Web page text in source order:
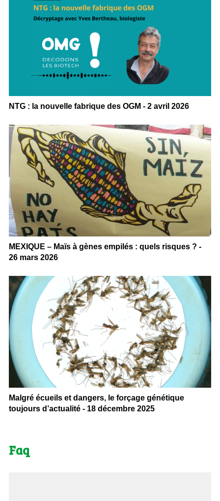
NTG : la nouvelle fabrique des OGM - 2 avril 2026
MEXIQUE – Maïs à gènes empilés : quels risques ? -
26 mars 2026
Malgré écueils et dangers, le forçage génétique
toujours d’actualité - 18 décembre 2025
Faq